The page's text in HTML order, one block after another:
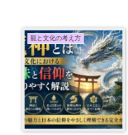
龍と文化の考え方